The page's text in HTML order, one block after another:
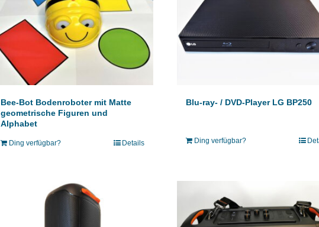
Bee-Bot Bodenroboter mit Matte
geometrische Figuren und
Alphabet
Ding verfügbar? Details
Blu-ray- / DVD-Player LG BP250
Ding verfügbar?